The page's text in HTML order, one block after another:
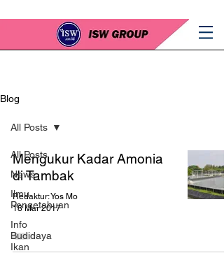
Blog
All Posts
News
Ilmu
Pengetahuan
Info
Budidaya
Ikan
All Posts
Mengukur Kadar Amonia
di Tambak
Redaktur: Yos Mo
18 Mar 2017